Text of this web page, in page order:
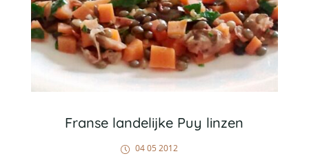
Franse landelijke Puy linzen
04 05 2012